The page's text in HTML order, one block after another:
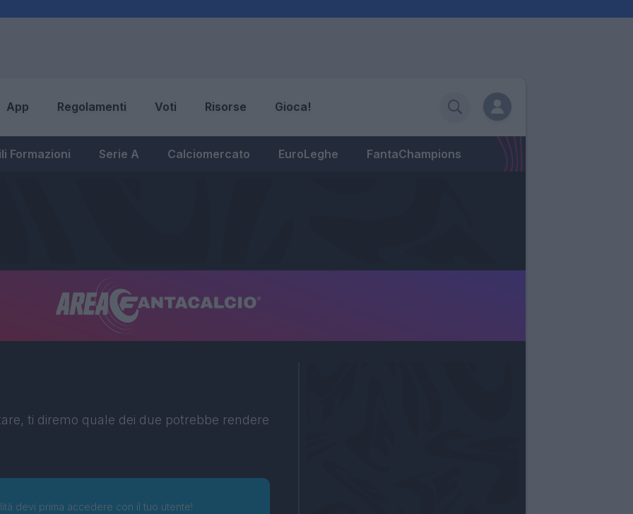
App Regolamenti Voti Risorse Gioca!
Formazioni Serie A Calciomercato EuroLeghe FantaChampions
ti diremo quale dei due potrebbe rendere
devi prima accedere con il tuo utente!